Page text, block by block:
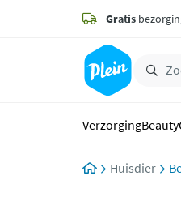
zoeken
hoofdinhoud
Gratis
VerzorgingBeauty
Huisdier